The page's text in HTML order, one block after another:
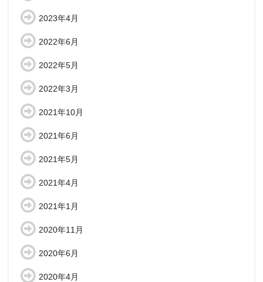
2023年4月
2022年6月
2022年5月
2022年3月
2021年10月
2021年6月
2021年5月
2021年4月
2021年1月
2020年11月
2020年6月
2020年4月